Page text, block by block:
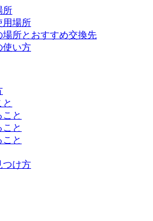
所
用場所
場所とおすすめ交換先
使い方
と
と
と
つけ方